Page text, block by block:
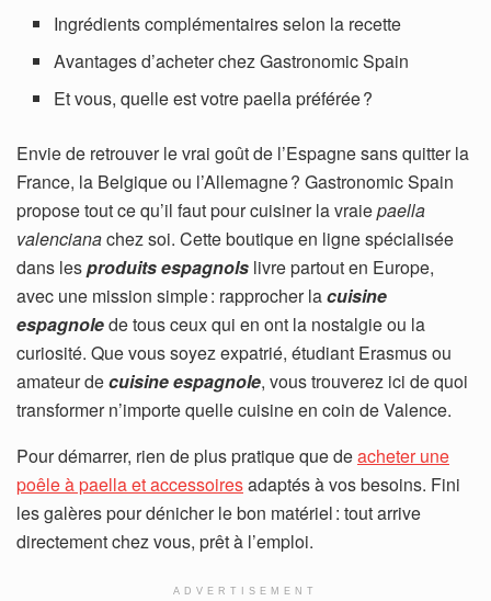
Ingrédients complémentaires selon la recette
Avantages d’acheter chez Gastronomic Spain
Et vous, quelle est votre paella préférée ?
Envie de retrouver le vrai goût de l’Espagne sans quitter la
France, la Belgique ou l’Allemagne ? Gastronomic Spain
propose tout ce qu’il faut pour cuisiner la vraiepaella
valencianachez soi. Cette boutique en ligne spécialisée
dans lesproduits espagnols livre partout en Europe,
avec une mission simple : rapprocher lacuisine
espagnolede tous ceux qui en ont la nostalgie ou la
curiosité. Que vous soyez expatrié, étudiant Erasmus ou
amateur decuisine espagnole, vous trouverez ici de quoi
transformer n’importe quelle cuisine en coin de Valence.
Pour démarrer, rien de plus pratique que deacheter une
poêle à paella et accessoiresadaptés à vos besoins. Fini
les galères pour dénicher le bon matériel : tout arrive
directement chez vous, prêt à l’emploi.
ADVERTISEMENT